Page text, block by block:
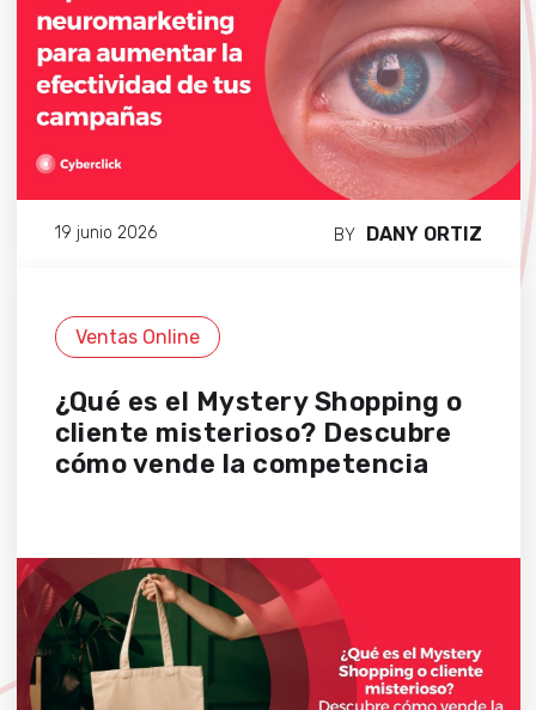
19 junio 2026 BY DANY ORTIZ
Ventas Online
¿Qué es el Mystery Shopping o
cliente misterioso? Descubre
cómo vende la competencia